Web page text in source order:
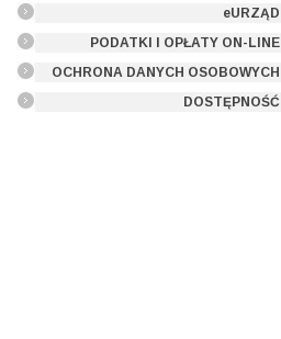
eURZĄD
PODATKI I OPŁATY ON-LINE
OCHRONA DANYCH OSOBOWYCH
DOSTĘPNOŚĆ